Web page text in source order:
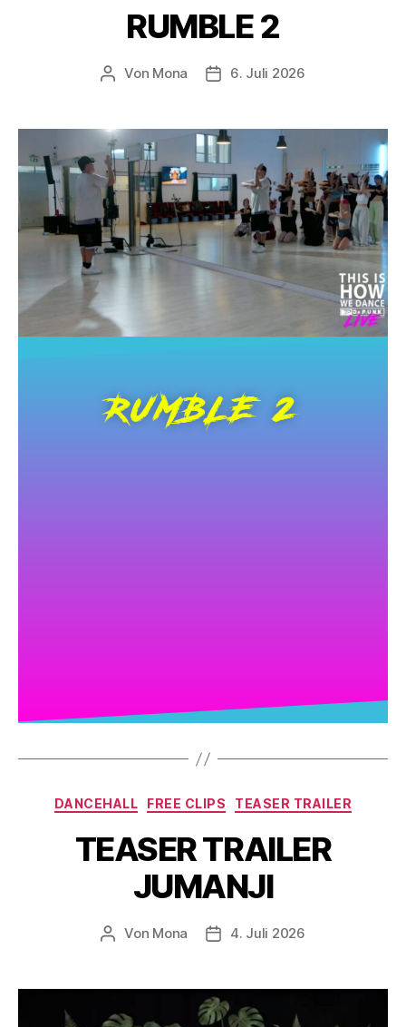
RUMBLE 2
Von Mona 6. Juli 2026
RUMBLE 2
DANCEHALL FREE CLIPS TEASER TRAILER
TEASER TRAILER
JUMANJI
Von Mona 4. Juli 2026